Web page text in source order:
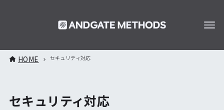
HOME セキュリティ対応
セキュリティ対応